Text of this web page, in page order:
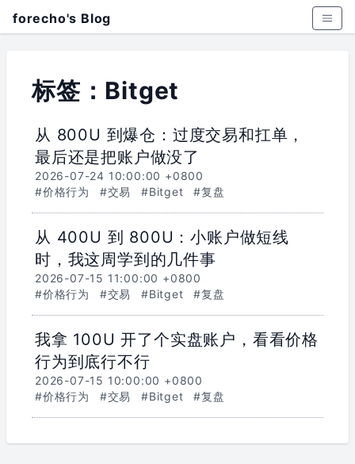
forecho's Blog
标签：Bitget
从 800U 到爆仓：过度交易和扛单，
最后还是把账户做没了
2026-07-24 10:00:00 +0800
#价格行为
#交易 #Bitget #复盘
从 400U 到 800U：小账户做短线
时，我这周学到的几件事
2026-07-15 11:00:00 +0800
#价格行为
#交易 #Bitget #复盘
我拿 100U 开了个实盘账户，看看价格
行为到底行不行
2026-07-15 10:00:00 +0800
#价格行为
#交易 #Bitget #复盘